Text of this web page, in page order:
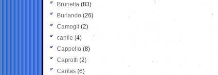
Brunetta (83)
Burlando (26)
Camogli (2)
canile (4)
Cappello (8)
Caprotti (2)
Caritas (6)